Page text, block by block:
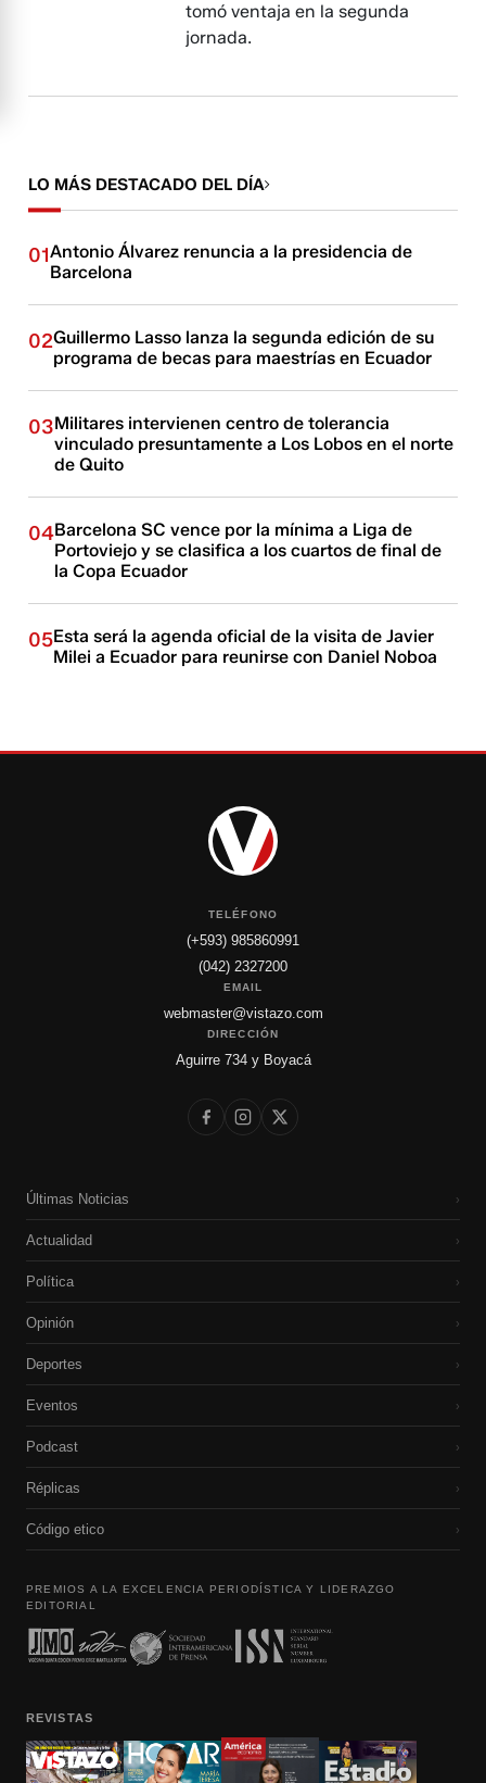
tomó ventaja en la segunda
jornada.
LO MÁS DESTACADO DEL DÍA
01Antonio Álvarez renuncia a la presidencia de
Barcelona
02Guillermo Lasso lanza la segunda edición de su
programa de becas para maestrías en Ecuador
03Militares intervienen centro de tolerancia
vinculado presuntamente a Los Lobos en el norte
de Quito
04Barcelona SC vence por la mínima a Liga de
Portoviejo y se clasifica a los cuartos de final de
la Copa Ecuador
05Esta será la agenda oficial de la visita de Javier
Milei a Ecuador para reunirse con Daniel Noboa
TELÉFONO
(+593) 985860991
(042) 2327200
EMAIL
webmaster@vistazo.com
DIRECCIÓN
Aguirre 734 y Boyacá
Últimas Noticias ›
Actualidad ›
Política ›
Opinión ›
Deportes ›
Eventos ›
Podcast ›
Réplicas ›
Código etico ›
PREMIOS A LA EXCELENCIA PERIODÍSTICA Y LIDERAZGO
EDITORIAL
REVISTAS